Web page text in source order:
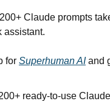
Claude prompts
assistant.
for Superhuman AI and
ready-to-use